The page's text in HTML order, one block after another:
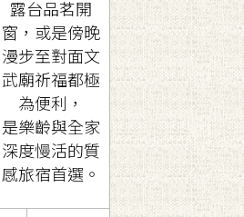
露台品茗開
窗，或是傍晚
漫步至對面文
武廟祈福都極
為便利，
是樂齡與全家
深度慢活的質
感旅宿首選。